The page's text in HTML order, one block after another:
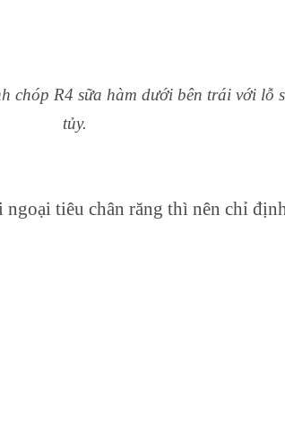
chóp R4 sữa hàm dưới bên trái với lỗ
tủy.
ngoại tiêu chân răng thì nên chỉ